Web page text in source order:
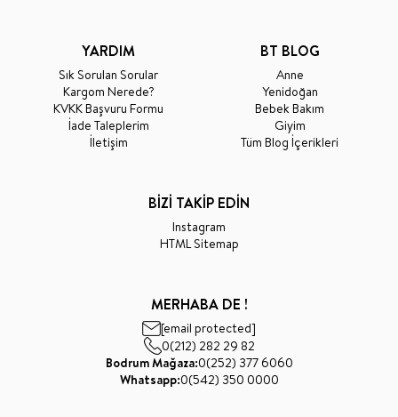
YARDIM
Sık Sorulan Sorular
Kargom Nerede?
KVKK Başvuru Formu
İade Taleplerim
İletişim
BT BLOG
Anne
Yenidoğan
Bebek Bakım
Giyim
Tüm Blog İçerikleri
BİZİ TAKİP EDİN
Instagram
HTML Sitemap
MERHABA DE !
[email protected]
0(212) 282 29 82
Bodrum Mağaza:0(252) 377 6060
Whatsapp:0(542) 350 0000